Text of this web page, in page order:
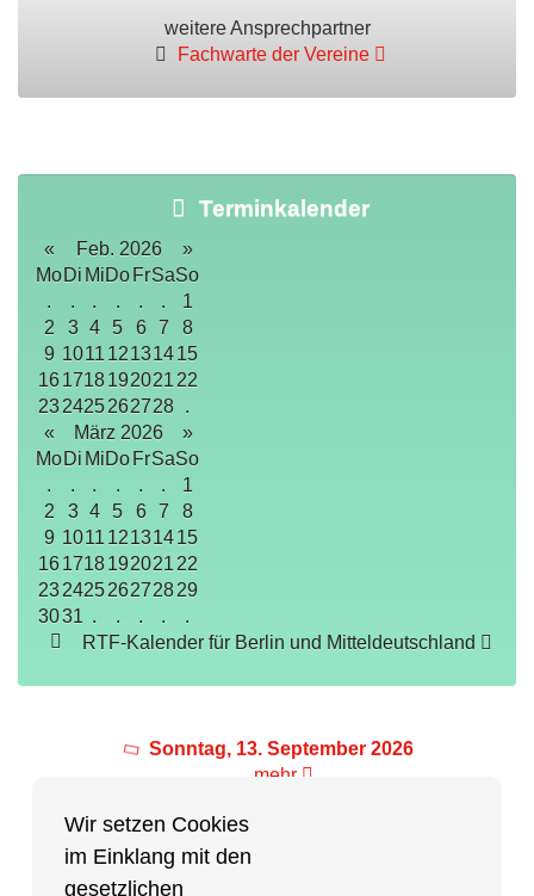
Wir setzen Cookies
im Einklang mit den
gesetzlichen
weitere Ansprechpartner
Fachwarte der Vereine
Terminkalender
« Feb. 2026
»
MoDi MiDo FrSaSo
.
. . . . .
1
2
3 4 5 6 7
8
9 1011 12131415
161718192021 22
232425262728 .
«
März 2026
»
MoDi MiDo FrSaSo
.
. . . . .
1
2
3 4 5 6 7
8
9 1011 12131415
161718192021 22
23242526272829
3031 . . . .
.
RTF-Kalender für Berlin und Mitteldeutschland
Sonntag, 13. September 2026
mehr
Partner des Breitensports